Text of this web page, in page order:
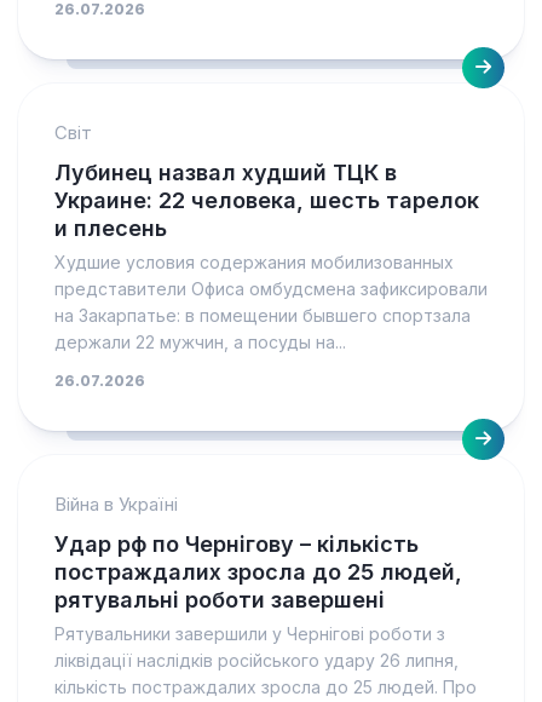
26.07.2026
Світ
Лубинец назвал худший ТЦК в
Украине: 22 человека, шесть тарелок
и плесень
Худшие условия содержания мобилизованных
представители Офиса омбудсмена зафиксировали
на Закарпатье: в помещении бывшего спортзала
держали 22 мужчин, а посуды на...
26.07.2026
Війна в Україні
Удар рф по Чернігову – кількість
постраждалих зросла до 25 людей,
рятувальні роботи завершені
Рятувальники завершили у Чернігові роботи з
ліквідації наслідків російського удару 26 липня,
кількість постраждалих зросла до 25 людей. Про